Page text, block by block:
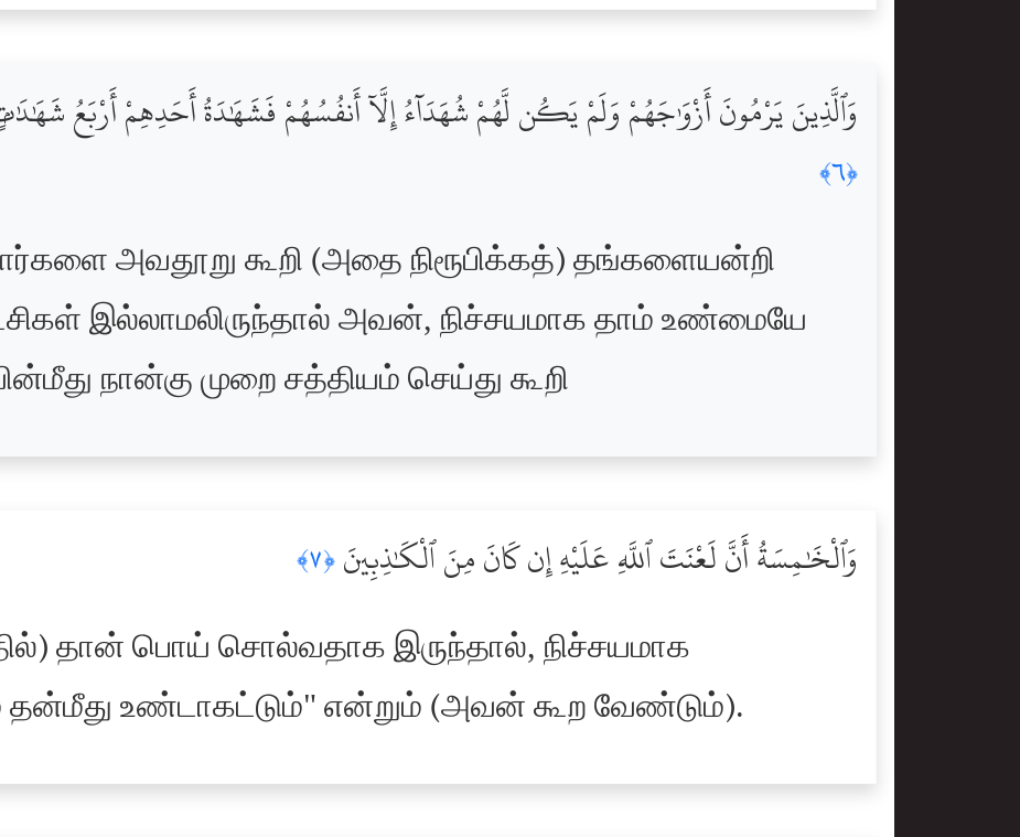
وَٱلَّذِينَ يَرْمُونَ أَزْوَٰجَهُمْ وَلَمْ يَكُن لَّهُمْ شُهَدَآءُ إِلَّآ أَنفُسُهُمْ فَشَهَٰدَةُ أَحَدِهِمْ أَرْبَعُ
﴿٦﴾
அவதூறு கூறி (அதை நிரூபிக்கத்) தங்களையன்றி
இல்லாமலிருந்தால் அவன், நிச்சயமாக தாம் உண்மையே
நான்கு முறை சத்தியம் செய்து கூறி
وَٱلْخَٰمِسَةُ أَنَّ لَعْنَتَ ٱللَّهِ عَلَيْهِ إِن كَانَ مِنَ ٱلْكَٰذِبِينَ ﴿٧﴾
தான் பொய் சொல்வதாக இருந்தால், நிச்சயமாக
உண்டாகட்டும்" என்றும் (அவன் கூற வேண்டும்).